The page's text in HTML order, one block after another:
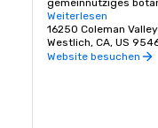
gemeinnütziges
in Occidental,
sensorische
Farben, Formen und
ist ein
Weiterlesen
16250 Coleman
Westlich, CA, US
Website besuchen